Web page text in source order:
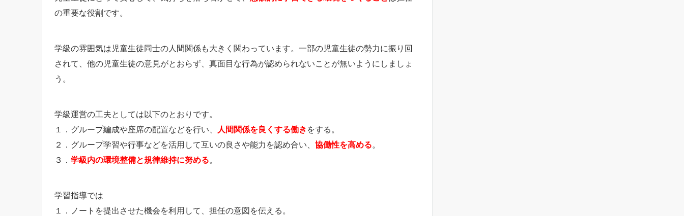
の重要な役割です。
学級の雰囲気は児童生徒同士の人間関係も大きく関わっています。一部の児童生徒の勢力に振り回
されて、他の児童生徒の意見がとおらず、真面目な行為が認められないことが無いようにしましょ
う。
学級運営の工夫としては以下のとおりです。
１．グループ編成や座席の配置などを行い、
人間関係を良くする働き をする。
２．グループ学習や行事などを活用して互いの良さや能力を認め合い、 協働性を高める。
３． 学級内の環境整備と規律維持に努める。
学習指導では
１．ノートを提出させた機会を利用して、担任の意図を伝える。